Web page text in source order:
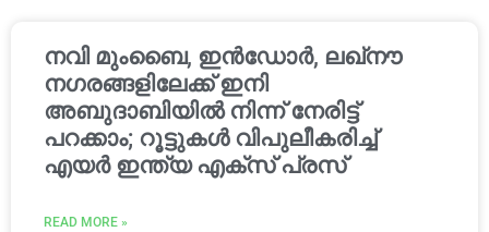
നവി മുംബൈ, ഇൻഡോർ, ലഖ്നൗ
നഗരങ്ങളിലേക്ക് ഇനി
അബുദാബിയിൽ നിന്ന് നേരിട്ട്
പറക്കാം; റൂട്ടുകൾ വിപുലീകരിച്ച്
എയർ ഇന്ത്യ എക്സ് പ്രസ്
READ MORE »